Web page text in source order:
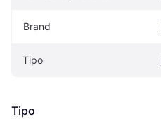
Brand
Tipo
Tipo